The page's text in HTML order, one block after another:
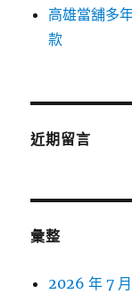
高雄當舖多
款
近期留言
彙整
2026 年 7 月